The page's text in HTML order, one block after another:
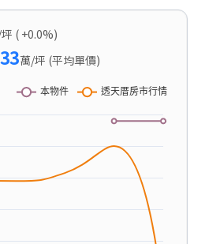
( +0.0%)
萬/坪 (平均單價)